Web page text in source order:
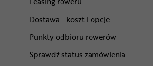
Dostawa - koszt i opcje
Punkty odbioru rowerów
Sprawdź status zamówienia